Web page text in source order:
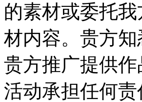
的素材或委托
材内容。贵方
贵方推广提供
活动承担任何